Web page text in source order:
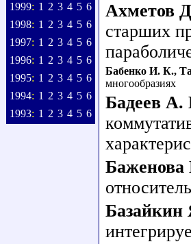
1999: 1 2 3 4 5 6
1998: 1 2 3 4 5 6
1997: 1 2 3 4 5 6
1996: 1 2 3 4 5 6
1995: 1 2 3 4 5 6
1994: 1 2 3 4 5 6
1993: 1 2 3 4 5 6
Ахметов
старших
Бабенко И. К.,
многообразиях
Бадеев А.
Баженова
Базайкин